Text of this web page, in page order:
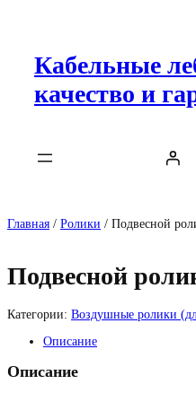
Кабельные
качество и
Главная / Ролики / Подвесной
Подвесной
Категории: Воздушные ролики
Описание
Описание